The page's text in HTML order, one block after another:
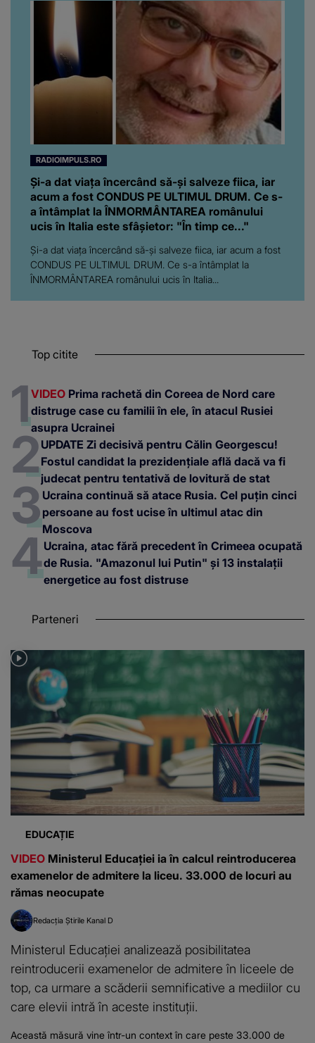
RADIOIMPULS.RO
Și-a dat viața încercând să-și salveze fiica, iar
acum a fost CONDUS PE ULTIMUL DRUM. Ce s-
a întâmplat la ÎNMORMÂNTAREA românului
ucis în Italia este sfâșietor: "În timp ce..."
Și-a dat viața încercând să-și salveze fiica, iar acum a fost
CONDUS PE ULTIMUL DRUM. Ce s-a întâmplat la
ÎNMORMÂNTAREA românului ucis în Italia...
Top citite
VIDEO Prima rachetă din Coreea de Nord care
distruge case cu familii în ele, în atacul Rusiei
asupra Ucrainei
UPDATE Zi decisivă pentru Călin Georgescu!
Fostul candidat la prezidențiale află dacă va fi
judecat pentru tentativă de lovitură de stat
Ucraina continuă să atace Rusia. Cel puțin cinci
persoane au fost ucise în ultimul atac din
Moscova
Ucraina, atac fără precedent în Crimeea ocupată
de Rusia. "Amazonul lui Putin" și 13 instalații
energetice au fost distruse
Parteneri
EDUCAȚIE
VIDEO Ministerul Educației ia în calcul reintroducerea
examenelor de admitere la liceu. 33.000 de locuri au
rămas neocupate
Redacția Știrile Kanal D
Ministerul Educației analizează posibilitatea
reintroducerii examenelor de admitere în liceele de
top, ca urmare a scăderii semnificative a mediilor cu
care elevii intră în aceste instituții.
Această măsură vine într-un context în care peste 33.000 de